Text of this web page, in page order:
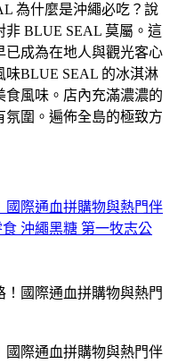
為什麼是沖繩必吃？​說
非 BLUE SEAL 莫屬。這
已成為在地人與觀光客心
味​BLUE SEAL 的冰淇淋
食風味。店內充滿濃濃的
圍。​遍佈全島的極致方
國際通血拼購物與熱門伴
沖繩黑糖 第一牧志公
國際通血拼購物與熱門伴